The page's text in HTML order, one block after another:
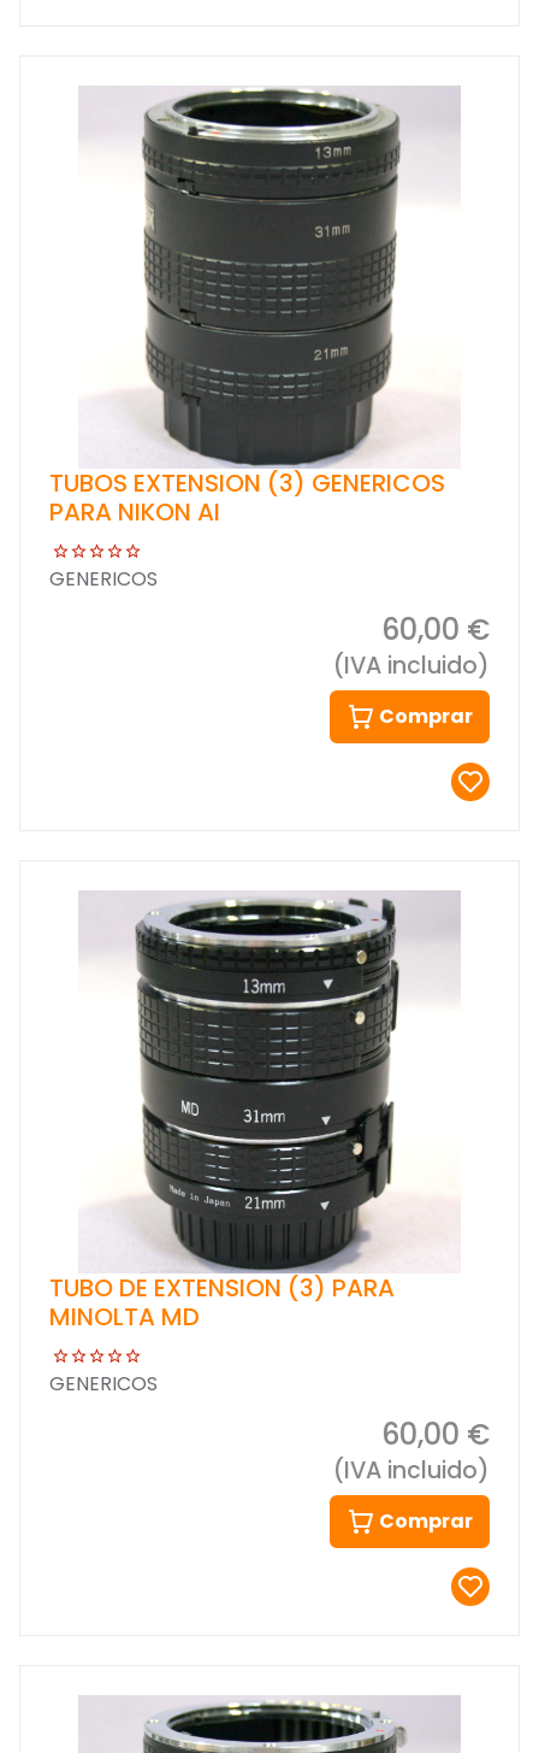
TUBOS EXTENSION (3) GENERICOS
PARA NIKON AI
GENERICOS
60,00 €
(IVA incluido)
Comprar
TUBO DE EXTENSION (3) PARA
MINOLTA MD
GENERICOS
60,00 €
(IVA incluido)
Comprar